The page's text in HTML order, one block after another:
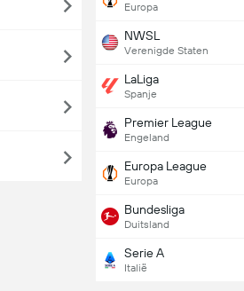
Europa
NWSL
Verenigde Staten
LaLiga
Spanje
Premier League
Engeland
Europa League
Europa
Bundesliga
Duitsland
Serie A
Italië